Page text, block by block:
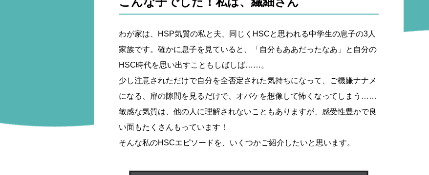
わが家は、HSP気質の私と夫、同じくHSCと思われる中学生の息子の3人
家族です。確かに息子を見ていると、「自分もああだったなあ」と自分の
HSC時代を思い出すこともしばしば……。
少し注意されただけで自分を全否定された気持ちになって、ご機嫌ナナメ
になる、扉の隙間を見るだけで、オバケを想像して怖くなってしまう……
敏感な気質は、他の人に理解されないこともありますが、感受性豊かで良
い面もたくさんもっています！
そんな私のHSCエピソードを、いくつかご紹介したいと思います。